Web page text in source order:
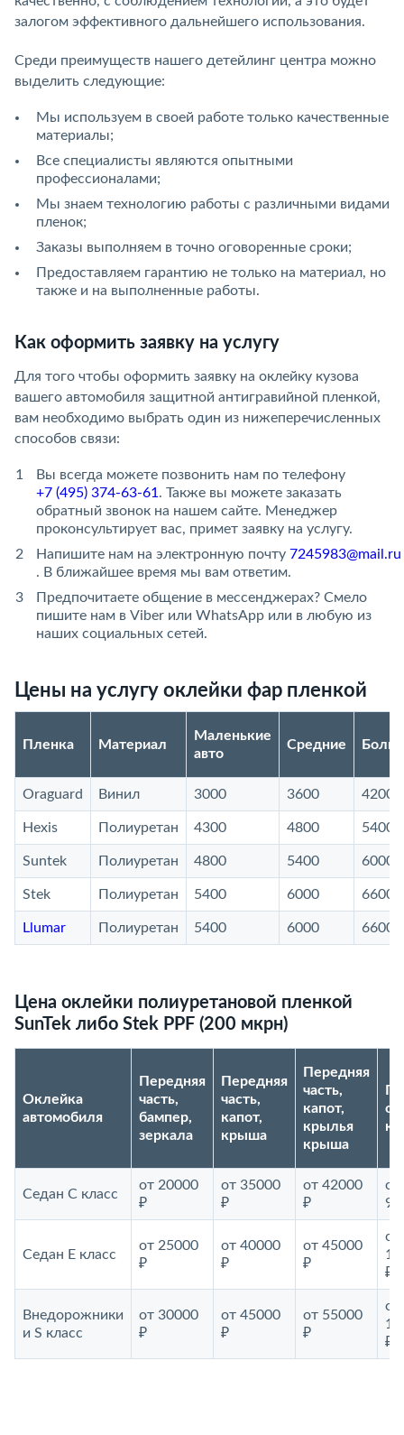
залогом эффективного дальнейшего использования.
Среди преимуществ нашего детейлинг центра можно
выделить следующие:
Мы используем в своей работе только качественные
материалы;
Все специалисты являются опытными
профессионалами;
Мы знаем технологию работы с различными видами
пленок;
Заказы выполняем в точно оговоренные сроки;
Предоставляем гарантию не только на материал, но
также и на выполненные работы.
Как оформить заявку на услугу
Для того чтобы оформить заявку на оклейку кузова
вашего автомобиля защитной антигравийной пленкой,
вам необходимо выбрать один из нижеперечисленных
способов связи:
Вы всегда можете позвонить нам по телефону
+7 (495) 374-63-61 . Также вы можете заказать
обратный звонок на нашем сайте. Менеджер
проконсультирует вас, примет заявку на услугу.
Напишите нам на электронную почту 7245983@mail.ru
. В ближайшее время мы вам ответим.
Предпочитаете общение в мессенджерах? Смело
пишите нам в Viber или WhatsApp или в любую из
наших социальных сетей.
Цены на услугу оклейки фар пленкой
Пленка Материал
Маленькие
авто
Средние
Oraguard Винил 3000 3600 4200
Hexis Полиуретан 4300 4800 5400
Suntek Полиуретан 4800 5400 6000
Stek Полиуретан 5400 6000 6600
Llumar Полиуретан 5400 6000 6600
Цена оклейки полиуретановой пленкой
SunTek либо Stek PPF (200 мкрн)
Оклейка
автомобиля
Передняя
часть,
бампер,
зеркала
Передняя
часть,
капот,
крыша
Передняя
часть,
капот,
крылья
крыша
Седан С класс
от 20000
₽
от 35000
₽
от 42000
₽
от
Седан E класс
от 25000
₽
от 40000
₽
от 45000
₽
от
₽
Внедорожники
и S класс
от 30000
₽
от 45000
₽
от 55000
₽
от
₽